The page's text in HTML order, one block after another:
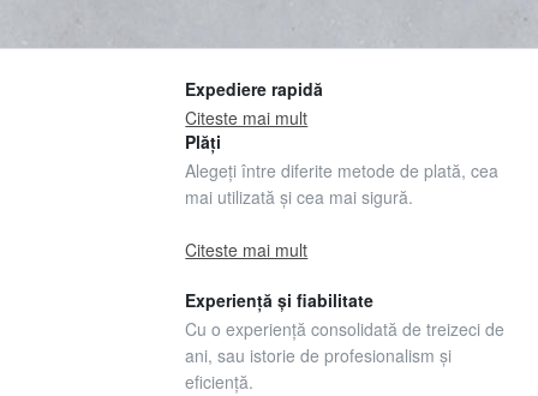
Expediere rapidă
Citeste mai mult
Plăți
Alegeți între diferite metode de plată, cea
mai utilizată și cea mai sigură.
Citeste mai mult
Experiență și fiabilitate
Cu o experiență consolidată de treizeci de
ani, sau istorie de profesionalism și
eficiență.